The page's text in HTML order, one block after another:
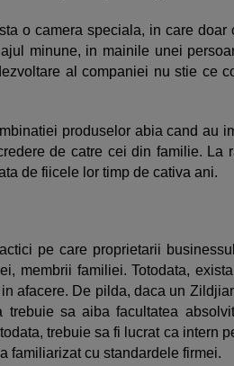
o camera speciala, in care doar
minune, in mainile unei
al companiei nu stie ce
produselor abia cand au
de catre cei din familie. La
de fiicele lor timp de cativa ani.
pe care proprietarii
membrii familiei. Totodata,
afacere. De pilda, daca un
sa aiba facultatea
trebuie sa fi lucrat ca intern
familiarizat cu standardele firmei.